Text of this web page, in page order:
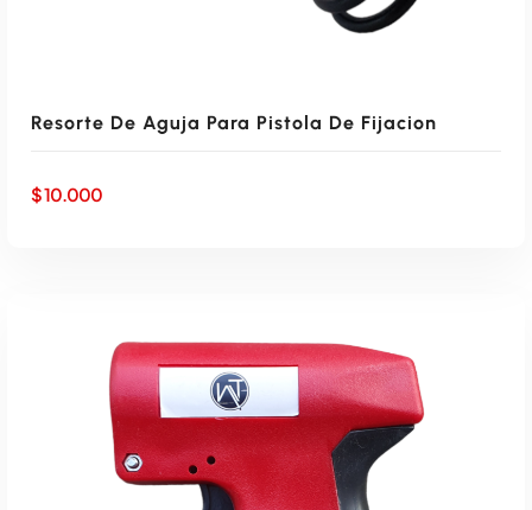
AÑADIR AL CARRITO
Resorte De Aguja Para Pistola De Fijacion
$10.000